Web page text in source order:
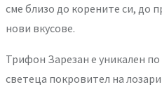
сме близо до корените си, до
нови вкусове.
Трифон Зарезан е уникален
светеца покровител на